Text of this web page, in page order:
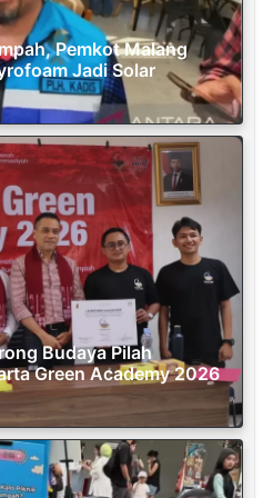
Pemkot Malang
Jadi Solar
Budaya Pilah
Green Academy 2026